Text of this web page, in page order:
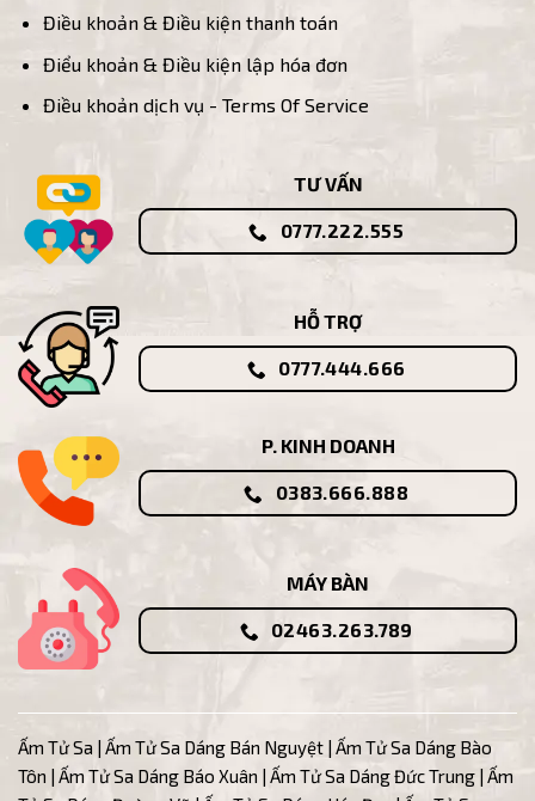
Điều khoản & Điều kiện thanh toán
Điểu khoản & Điều kiện lập hóa đơn
Điều khoản dịch vụ - Terms Of Service
TƯ VẤN
0777.222.555
HỖ TRỢ
0777.444.666
P. KINH DOANH
0383.666.888
MÁY BÀN
02463.263.789
Ấm Tử Sa | Ấm Tử Sa Dáng Bán Nguyệt | Ấm Tử Sa Dáng Bào
Tôn | Ấm Tử Sa Dáng Báo Xuân | Ấm Tử Sa Dáng Đức Trung | Ấm